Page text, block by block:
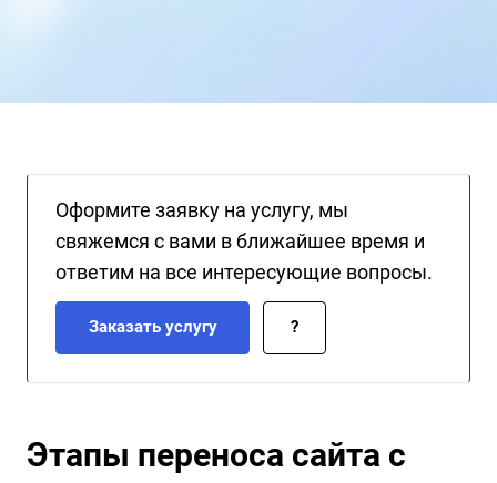
Оформите заявку на услугу, мы
свяжемся с вами в ближайшее время и
ответим на все интересующие вопросы.
Заказать услугу ?
Этапы переноса сайта с